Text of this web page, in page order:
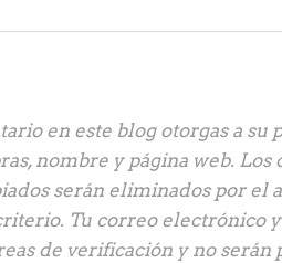
en este blog otorgas a su
nombre y página web. Los
serán eliminados por el
Tu correo electrónico
de verificación y no serán